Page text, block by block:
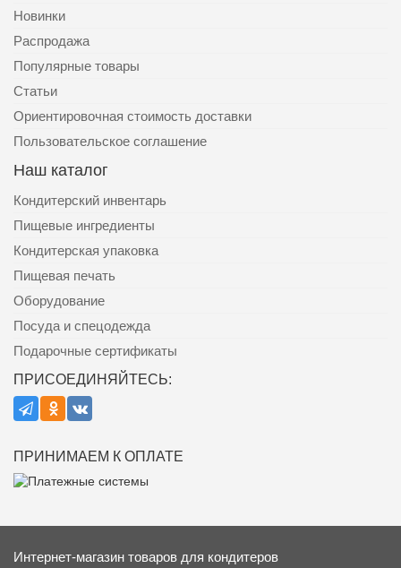
Новинки
Распродажа
Популярные товары
Статьи
Ориентировочная стоимость доставки
Пользовательское соглашение
Наш каталог
Кондитерский инвентарь
Пищевые ингредиенты
Кондитерская упаковка
Пищевая печать
Оборудование
Посуда и спецодежда
Подарочные сертификаты
ПРИСОЕДИНЯЙТЕСЬ:
ПРИНИМАЕМ К ОПЛАТЕ
Интернет-магазин товаров для кондитеров